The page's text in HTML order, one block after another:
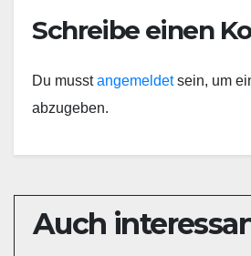
Schreibe einen
Du musstangemeldetsein, um
abzugeben.
Auch